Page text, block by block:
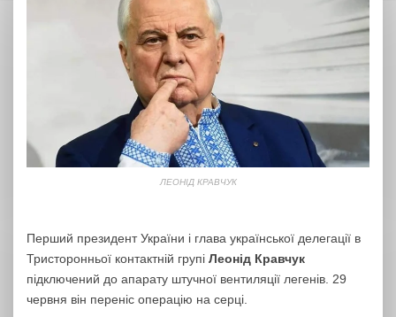
ЛЕОНІД КРАВЧУК
Перший президент України і глава української делегації в
Тристоронньої контактній групі Леонід Кравчук
підключений до апарату штучної вентиляції легенів. 29
червня він переніс операцію на серці.